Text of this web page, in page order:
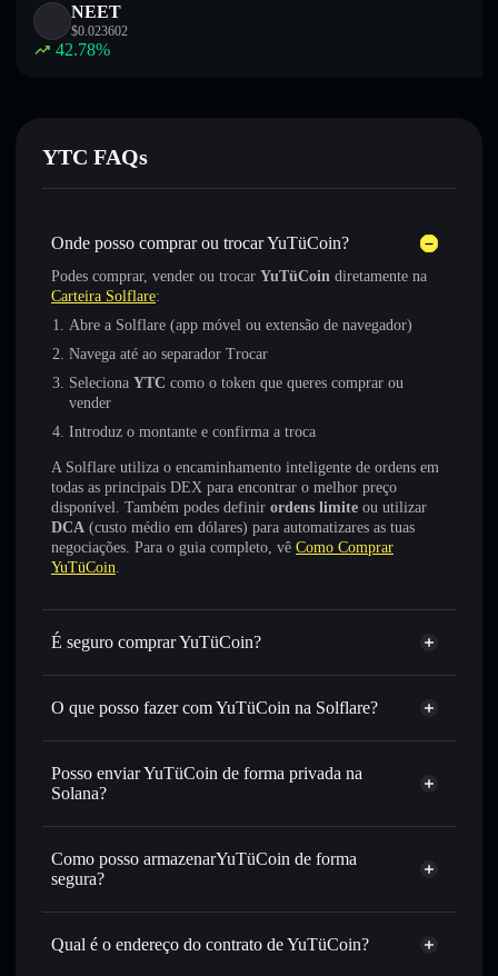
NEET
$0.023602
42.78%
YTC FAQs
Onde posso comprar ou trocar YuTüCoin?
Podes comprar, vender ou trocar YuTüCoin diretamente na
Carteira Solflare:
Abre a Solflare (app móvel ou extensão de navegador)
Navega até ao separador Trocar
Seleciona YTC como o token que queres comprar ou
vender
Introduz o montante e confirma a troca
A Solflare utiliza o encaminhamento inteligente de ordens em
todas as principais DEX para encontrar o melhor preço
disponível. Também podes definir ordens limite ou utilizar
DCA (custo médio em dólares) para automatizares as tuas
negociações. Para o guia completo, vê Como Comprar
YuTüCoin.
É seguro comprar YuTüCoin?
YuTüCoin não está verificado
O que posso fazer com YuTüCoin na Solflare?
YuTüCoin
Carteira Solflare
Trocar instantaneamente— trocar YTC por SOL, USDC
ou milhares de outros tokens Solana com encaminhamento
disponível
Definir ordens limite— automatizar transações ao teu
preço-alvo para YTC
Utilizar DCA— investir de forma faseada ao longo do
Enviar de forma privada
Posso enviar YuTüCoin de forma privada na
Solana?
Agregador de Privacidade
Como posso armazenarYuTüCoin de forma
segura?
YuTüCoin
Qual é o endereço do contrato de YuTüCoin?